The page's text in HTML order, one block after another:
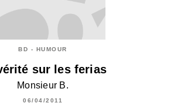
BD - HUMOUR
sur les ferias
Monsieur B.
06/04/2011